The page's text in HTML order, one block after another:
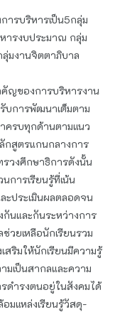
รบริหารเป็น5กลุ่ม
ารงบประมาณ กลุ่ม
มงานจิตตาภิบาล
งการบริหารงาน
รับการพัฒนาเต็มตาม
รบทุกด้านตามแนว
กสูตรแกนกลางการ
วงศึกษาธิการดังนั้น
การเรียนรู้ที่เน้น
ะประเมินผลตลอดจน
นและกันระหว่างการ
วยเหลือนักเรียนรวม
สริมให้นักเรียนมีความรู้
เป็นสากลและความ
ดำรงตนอยู่ในสังคมได้
มแหล่งเรียนรู้วัสดุ-